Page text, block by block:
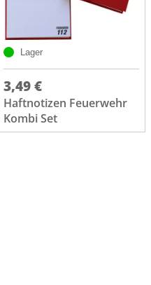
Lager
3,49 €
Haftnotizen Feuerwehr
Kombi Set